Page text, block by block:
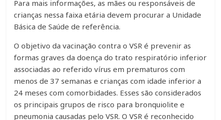
Para mais informações, as mães ou responsáveis de
crianças nessa faixa etária devem procurar a Unidade
Básica de Saúde de referência.
O objetivo da vacinação contra o VSR é prevenir as
formas graves da doença do trato respiratório inferior
associadas ao referido vírus em prematuros com
menos de 37 semanas e crianças com idade inferior a
24 meses com comorbidades. Esses são considerados
os principais grupos de risco para bronquiolite e
pneumonia causadas pelo VSR. O VSR é reconhecido